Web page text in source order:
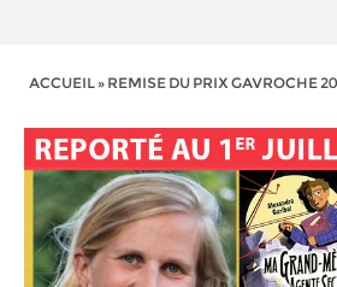
ACCUEIL» REMISE DU PRIX GAVROCHE